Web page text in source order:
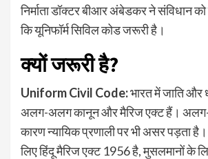
निर्माता डॉक्टर बीआर अंबेडकर ने संविधान
कि यूनिफॉर्म सिविल कोड जरूरी है।
क्यों जरूरी है?
Uniform Civil Code:भारत में जाति और
अलग-अलग कानून और मैरिज एक्ट हैं।
कारण न्यायिक प्रणाली पर भी असर पड़ता
लिए हिंदू मैरिज एक्ट 1956 है, मुसलमानों के